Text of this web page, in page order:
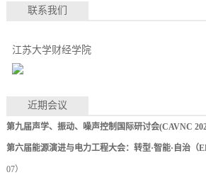
联系我们
江苏大学财经学院
近期会议
第九届声学、振动、噪声控制国际研讨会(CAVNC
第六届能源演进与电力工程大会：转型·智能·自治（
07）